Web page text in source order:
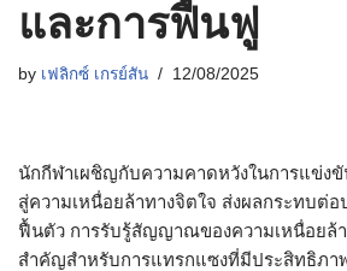
และการฟื้นฟู
by เฟลิกซ์ เกรย์สัน 12/08/2025
นักกีฬาเผชิญกับความคาดหวังในการแข่ง
สู่ความเหนื่อยล้าทางจิตใจ ส่งผลกระทบต่
ฟื้นตัว การรับรู้สัญญาณของความเหนื่อยล้า
สำคัญสำหรับการแทรกแซงที่มีประสิทธิภา